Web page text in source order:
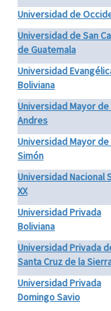
Universidad de
Universidad de San
de Guatemala
Universidad
Boliviana
Universidad Mayor de
Andres
Universidad Mayor de
Simón
Universidad Nacional
XX
Universidad Privada
Boliviana
Universidad Privada
Santa Cruz de la
Universidad Privada
Domingo Savio